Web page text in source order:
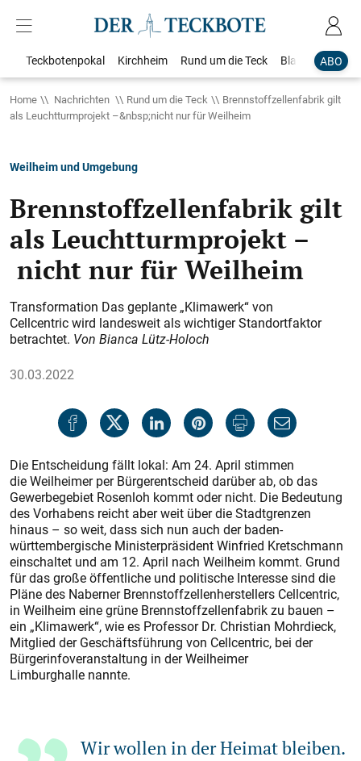
ABO
Teckbotenpokal Kirchheim Rund um die Teck Blaulicht
Home Nachrichten Rund um die Teck
Brennstoffzellenfabrik gilt
als Leuchtturmprojekt –&nbsp;nicht nur für Weilheim
Weilheim und Umgebung
Brennstoffzellenfabrik gilt
als Leuchtturmprojekt –
nicht nur für Weilheim
Transformation Das geplante „Klimawerk“ von
Cellcentric wird landesweit als wichtiger Standortfaktor
betrachtet. Von Bianca Lütz-Holoch
30.03.2022
Die Entscheidung fällt lokal: Am 24. April stimmen
die Weilheimer per Bürgerentscheid darüber ab, ob das
Gewerbegebiet Rosenloh kommt oder nicht. Die Bedeutung
des Vorhabens reicht aber weit über die Stadtgrenzen
hinaus – so weit, dass sich nun auch der baden-
württembergische Ministerpräsident Winfried Kretschmann
einschaltet und am 12. April nach Weilheim kommt. Grund
für das große öffentliche und politische Interesse sind die
Pläne des Naberner Brennstoffzellenherstellers Cellcentric,
in Weilheim eine grüne Brennstoffzellenfabrik zu bauen –
ein „Klimawerk“, wie es Professor Dr. Christian Mohrdieck,
Mitglied der Geschäftsführung von Cellcentric, bei der
Bürgerinfoveranstaltung in der Weilheimer
Limburghalle nannte.
Wir wollen in der Heimat bleiben.